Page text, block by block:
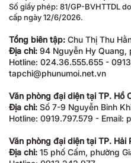
Số giấy phép: 81/GP-BVHTTDL
cấp ngày 12/6/2026.
Tổng biên tập: Chu Thị Thu
Địa chỉ: 94 Nguyễn Hy Quang,
Hotline: 024.36.555.655 -
tapchi@phunumoi.net.vn
Văn phòng đại diện tại TP. Hồ
Địa chỉ: Số 7-9 Nguyễn Bỉnh
Hotline: 0919.797.579 - Email:
Văn phòng đại diện tại TP. Hải
Địa chỉ: 15 phố Cấm, phường